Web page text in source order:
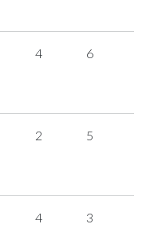
4 6
2 5
4 3